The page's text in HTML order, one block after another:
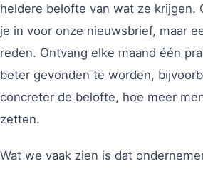
heldere belofte van wat ze krijgen.
je in voor onze nieuwsbrief, maar
reden. Ontvang elke maand één
beter gevonden te worden,
concreter de belofte, hoe meer
zetten.
Wat we vaak zien is dat